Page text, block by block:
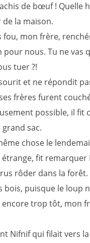
de bœuf ! Quelle
de la maison.
mon frère,
pour nous. Tu ne vas
tuer ?!
et ne répondit
frères furent
possible, il fit
grand sac.
chose le
fit remarquer
rôder dans la
bois, puisque le loup
trop tôt, mon
Nifnif qui filait vers